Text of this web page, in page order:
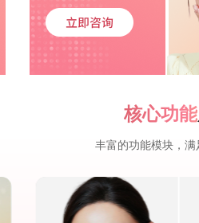
核心功能
丰富的功能模块，